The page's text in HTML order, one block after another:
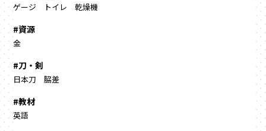
ゲージ トイレ 乾燥機
#資源
金
#刀・剣
日本刀 脇差
#教材
英語